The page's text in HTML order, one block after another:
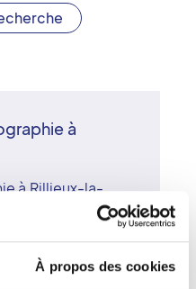
À propos des cookies
à
à Rillieux-la-
technologie